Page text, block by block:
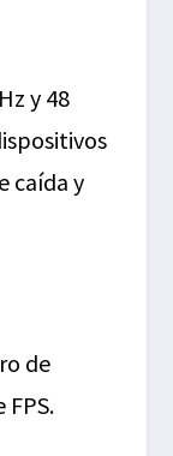
y 48
caída y
de
FPS.